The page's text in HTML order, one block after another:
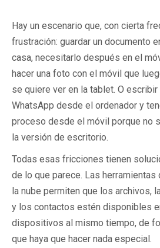
Hay un escenario que, con cierta
frustración: guardar un documento
casa, necesitarlo después en el
hacer una foto con el móvil que
se quiere ver en la tablet. O escribir
WhatsApp desde el ordenador y
proceso desde el móvil porque no
la versión de escritorio.
Todas esas fricciones tienen
de lo que parece. Las herramientas
la nube permiten que los archivos,
y los contactos estén disponibles
dispositivos al mismo tiempo, de
que haya que hacer nada especial.